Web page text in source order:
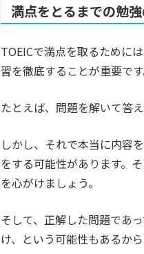
満点をとるまでの勉
TOEICで満点を取るために
習を徹底することが重要です
たとえば、問題を解いて答
しかし、それで本当に内容
をする可能性があります。
を心がけましょう。
そして、正解した問題であ
け、という可能性もあるから